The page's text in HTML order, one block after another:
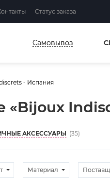
Статус заказа
Самовывоз
- Испания
«Bijoux
АКСЕССУАРЫ (35)
Материал